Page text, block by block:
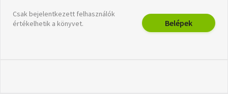
Csak bejelentkezett felhasználók
értékelhetik a könyvet.
Belépek